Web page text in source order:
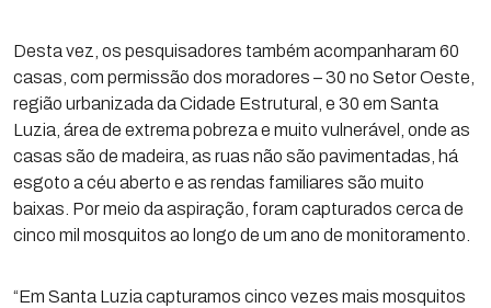
Desta vez, os pesquisadores também acompanharam 60
casas, com permissão dos moradores – 30 no Setor Oeste,
região urbanizada da Cidade Estrutural, e 30 em Santa
Luzia, área de extrema pobreza e muito vulnerável, onde as
casas são de madeira, as ruas não são pavimentadas, há
esgoto a céu aberto e as rendas familiares são muito
baixas. Por meio da aspiração, foram capturados cerca de
cinco mil mosquitos ao longo de um ano de monitoramento.
“Em Santa Luzia capturamos cinco vezes mais mosquitos